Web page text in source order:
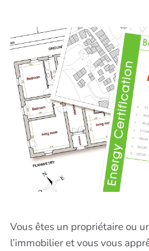
Vous êtes un propriétaire ou
l’immobilier et vous vous